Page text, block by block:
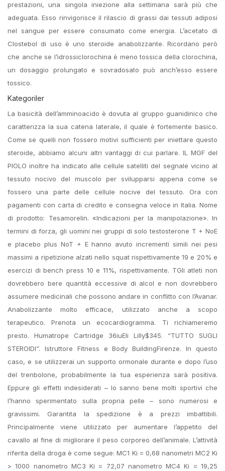
prestazioni, una singola iniezione alla settimana sarà più che
adeguata. Esso rinvigorisce il rilascio di grassi dai tessuti adiposi
nel sangue per essere consumato come energia. L’acetato di
Clostebol di uso è uno steroide anabolizzante. Ricordano però
che anche se l’idrossiclorochina è meno tossica della clorochina,
un dosaggio prolungato e sovradosato può anch’esso essere
tossico.
Kategoriler
La basicità dell’amminoacido è dovuta al gruppo guanidinico che
caratterizza la sua catena laterale, il quale è fortemente basico.
Come se quelli non fossero motivi sufficienti per iniettare questo
steroide, abbiamo alcuni altri vantaggi di cui parlare. IL MGF del
PIOLO inoltre ha indicato alle cellule satelliti del segnale vicino al
tessuto nocivo del muscolo per svilupparsi appena come se
fossero una parte delle cellule nocive del tessuto. Ora con
pagamenti con carta di credito e consegna veloce in Italia. Nome
di prodotto: Tesamorelin. «Indicazioni per la manipolazione». In
termini di forza, gli uomini nei gruppi di solo testosterone T + NoE
e placebo plus NoT + E hanno avuto incrementi simili nei pesi
massimi a ripetizione alzati nello squat rispettivamente 19 e 20% e
esercizi di bench press 10 e 11%, rispettivamente. TGli atleti non
dovrebbero bere quantità eccessive di alcol e non dovrebbero
assumere medicinali che possono andare in conflitto con l’Avanar.
Anabolizzante molto efficace, utilizzato anche a scopo
terapeutico. Prenota un ecocardiogramma. Ti richiameremo
presto. Humatrope Cartridge 36iuEli Lilly$345. “TUTTO SUGLI
STEROIDI”. Istruttore Fitness e Body BuildingFirenze. In questo
caso, e se utilizzerai un supporto ormonale durante e dopo l’uso
del trenbolone, probabilmente la tua esperienza sarà positiva.
Eppure gli effetti indesiderati – lo sanno bene molti sportivi che
l’hanno sperimentato sulla propria pelle – sono numerosi e
gravissimi. Garantita la spedizione è a prezzi imbattibili.
Principalmente viene utilizzato per aumentare l’appetito del
cavallo al fine di migliorare il peso corporeo dell’animale. L’attività
riferita della droga è come segue: MC1 Ki = 0,68 nanometri MC2 Ki
> 1000 nanometro MC3 Ki = 72,07 nanometro MC4 Ki = 19,25